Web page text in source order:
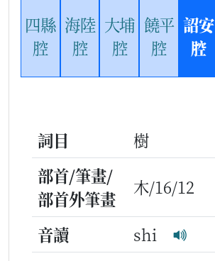
四縣
腔
海陸
腔
大埔
腔
饒平
腔
詔安
腔
詞目
樹
部首/筆畫/
部首外筆畫
木/16/12
音讀 shi